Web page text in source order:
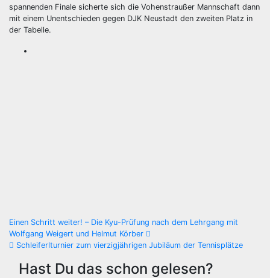
spannenden Finale sicherte sich die Vohenstraußer Mannschaft dann
mit einem Unentschieden gegen DJK Neustadt den zweiten Platz in
der Tabelle.
Beitragsnavigation
Einen Schritt weiter! – Die Kyu-Prüfung nach dem Lehrgang mit
Wolfgang Weigert und Helmut Körber
Schleiferlturnier zum vierzigjährigen Jubiläum der Tennisplätze
Hast Du das schon gelesen?